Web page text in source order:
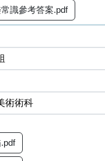
識參考答案.pdf
術術科